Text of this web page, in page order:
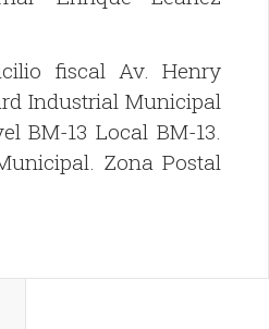
fiscal Av. Henry
Industrial Municipal
BM-13 Local BM-13.
Zona Postal